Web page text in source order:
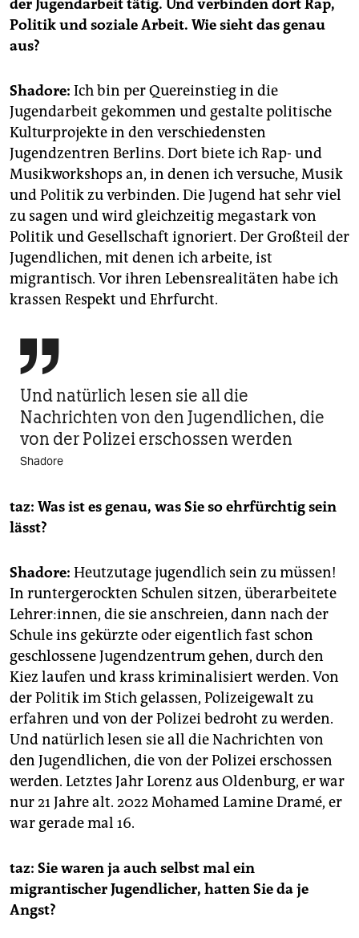
der Jugendarbeit tätig. Und verbinden dort Rap,
Politik und soziale Arbeit. Wie sieht das genau
aus?
Shadore: Ich bin per Quereinstieg in die
Jugendarbeit gekommen und gestalte politische
Kulturprojekte in den verschiedensten
Jugendzentren Berlins. Dort biete ich Rap- und
Musikworkshops an, in denen ich versuche, Musik
und Politik zu verbinden. Die Jugend hat sehr viel
zu sagen und wird gleichzeitig megastark von
Politik und Gesellschaft ignoriert. Der Großteil der
Jugendlichen, mit denen ich arbeite, ist
migrantisch. Vor ihren Lebensrealitäten habe ich
krassen Respekt und Ehrfurcht.

Und natürlich lesen sie all die
Nachrichten von den Jugendlichen, die
von der Polizei erschossen werden
Shadore
taz: Was ist es genau, was Sie so ehrfürchtig sein
lässt?
Shadore: Heutzutage jugendlich sein zu müssen!
In runtergerockten Schulen sitzen, überarbeitete
Lehrer:innen, die sie anschreien, dann nach der
Schule ins gekürzte oder eigentlich fast schon
geschlossene Jugendzentrum gehen, durch den
Kiez laufen und krass kriminalisiert werden. Von
der Politik im Stich gelassen, Polizeigewalt zu
erfahren und von der Polizei bedroht zu werden.
Und natürlich lesen sie all die Nachrichten von
den Jugendlichen, die von der Polizei erschossen
werden. Letztes Jahr Lorenz aus Oldenburg, er war
nur 21 Jahre alt. 2022 Mohamed Lamine Dramé, er
war gerade mal 16.
taz: Sie waren ja auch selbst mal ein
migrantischer Jugendlicher, hatten Sie da je
Angst?